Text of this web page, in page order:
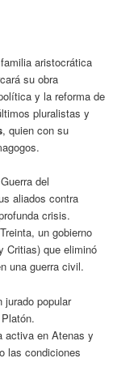
aristocrática
su obra
y la reforma de
pluralistas y
, quien con su
del
aliados contra
crisis.
un gobierno
Critias) que eliminó
una guerra civil.
jurado popular
activa en Atenas y
las condiciones